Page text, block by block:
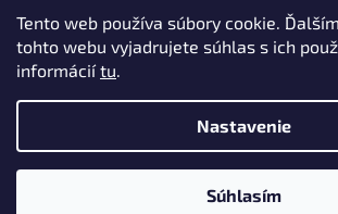
Tento web používa súbory cookie.
tohto webu vyjadrujete súhlas s ich
informáciítu.
Nastavenie
Súhlasím
k
y
p
i
s
u
Hodnotenie obchodu
nastavenie cookies